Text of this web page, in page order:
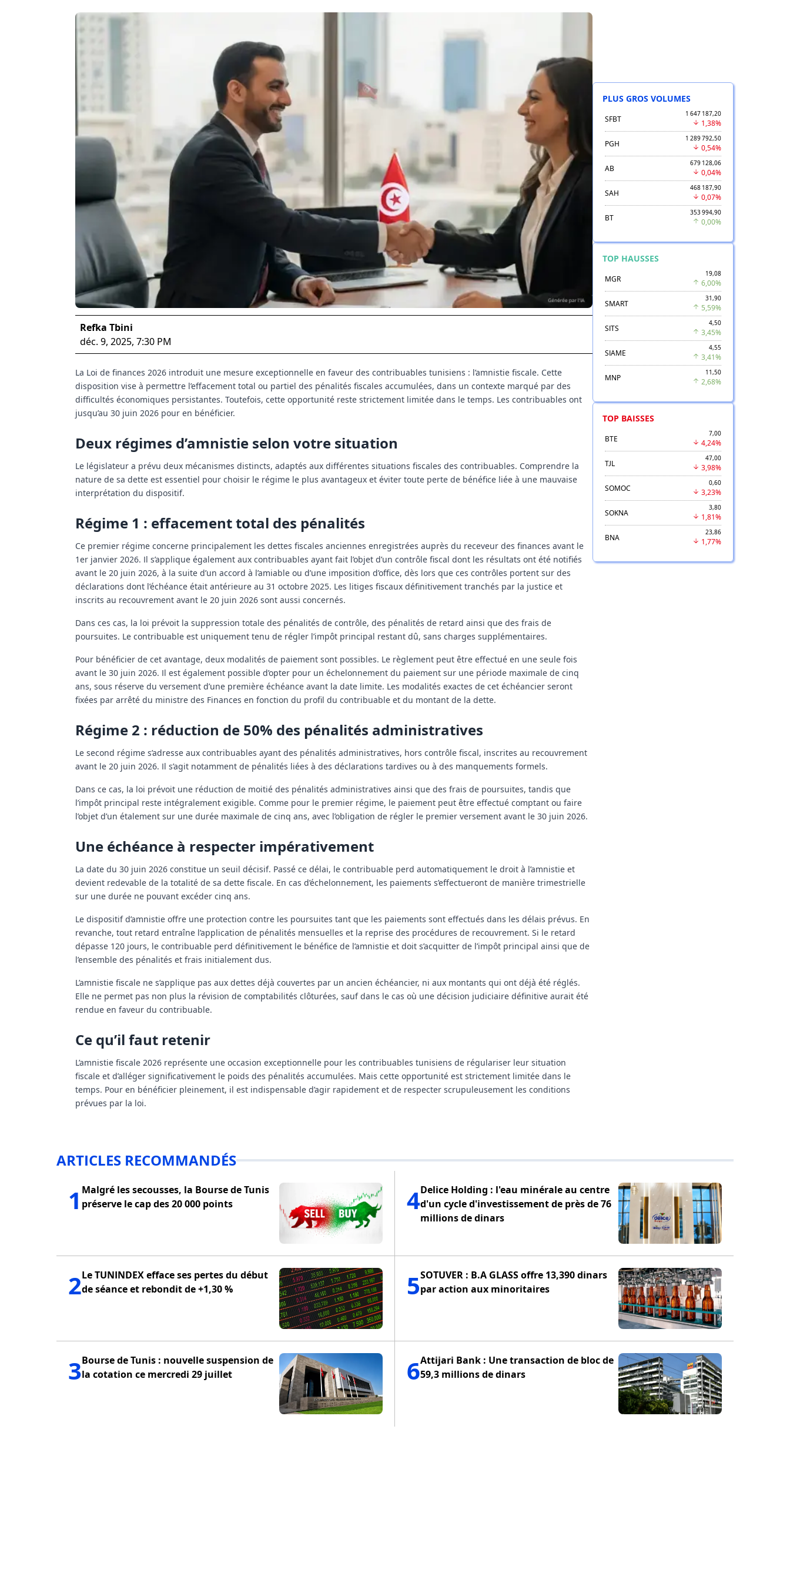
Refka Tbini
déc. 9, 2025, 7:30 PM
La Loi de finances 2026 introduit une mesure exceptionnelle en faveur des contribuables tunisiens : l’amnistie fiscale. Cette
disposition vise à permettre l’effacement total ou partiel des pénalités fiscales accumulées, dans un contexte marqué par des
difficultés économiques persistantes. Toutefois, cette opportunité reste strictement limitée dans le temps. Les contribuables ont
jusqu’au 30 juin 2026 pour en bénéficier.
Deux régimes d’amnistie selon votre situation
Le législateur a prévu deux mécanismes distincts, adaptés aux différentes situations fiscales des contribuables. Comprendre la
nature de sa dette est essentiel pour choisir le régime le plus avantageux et éviter toute perte de bénéfice liée à une mauvaise
interprétation du dispositif.
Régime 1 : effacement total des pénalités
Ce premier régime concerne principalement les dettes fiscales anciennes enregistrées auprès du receveur des finances avant le
1er janvier 2026. Il s’applique également aux contribuables ayant fait l’objet d’un contrôle fiscal dont les résultats ont été notifiés
avant le 20 juin 2026, à la suite d’un accord à l’amiable ou d’une imposition d’office, dès lors que ces contrôles portent sur des
déclarations dont l’échéance était antérieure au 31 octobre 2025. Les litiges fiscaux définitivement tranchés par la justice et
inscrits au recouvrement avant le 20 juin 2026 sont aussi concernés.
Dans ces cas, la loi prévoit la suppression totale des pénalités de contrôle, des pénalités de retard ainsi que des frais de
poursuites. Le contribuable est uniquement tenu de régler l’impôt principal restant dû, sans charges supplémentaires.
Pour bénéficier de cet avantage, deux modalités de paiement sont possibles. Le règlement peut être effectué en une seule fois
avant le 30 juin 2026. Il est également possible d’opter pour un échelonnement du paiement sur une période maximale de cinq
ans, sous réserve du versement d’une première échéance avant la date limite. Les modalités exactes de cet échéancier seront
fixées par arrêté du ministre des Finances en fonction du profil du contribuable et du montant de la dette.
Régime 2 : réduction de 50% des pénalités administratives
Le second régime s’adresse aux contribuables ayant des pénalités administratives, hors contrôle fiscal, inscrites au recouvrement
avant le 20 juin 2026. Il s’agit notamment de pénalités liées à des déclarations tardives ou à des manquements formels.
Dans ce cas, la loi prévoit une réduction de moitié des pénalités administratives ainsi que des frais de poursuites, tandis que
l’impôt principal reste intégralement exigible. Comme pour le premier régime, le paiement peut être effectué comptant ou faire
l’objet d’un étalement sur une durée maximale de cinq ans, avec l’obligation de régler le premier versement avant le 30 juin 2026.
Une échéance à respecter impérativement
La date du 30 juin 2026 constitue un seuil décisif. Passé ce délai, le contribuable perd automatiquement le droit à l’amnistie et
devient redevable de la totalité de sa dette fiscale. En cas d’échelonnement, les paiements s’effectueront de manière trimestrielle
sur une durée ne pouvant excéder cinq ans.
Le dispositif d’amnistie offre une protection contre les poursuites tant que les paiements sont effectués dans les délais prévus. En
revanche, tout retard entraîne l’application de pénalités mensuelles et la reprise des procédures de recouvrement. Si le retard
dépasse 120 jours, le contribuable perd définitivement le bénéfice de l’amnistie et doit s’acquitter de l’impôt principal ainsi que de
l’ensemble des pénalités et frais initialement dus.
L’amnistie fiscale ne s’applique pas aux dettes déjà couvertes par un ancien échéancier, ni aux montants qui ont déjà été réglés.
Elle ne permet pas non plus la révision de comptabilités clôturées, sauf dans le cas où une décision judiciaire définitive aurait été
rendue en faveur du contribuable.
Ce qu’il faut retenir
L’amnistie fiscale 2026 représente une occasion exceptionnelle pour les contribuables tunisiens de régulariser leur situation
fiscale et d’alléger significativement le poids des pénalités accumulées. Mais cette opportunité est strictement limitée dans le
temps. Pour en bénéficier pleinement, il est indispensable d’agir rapidement et de respecter scrupuleusement les conditions
prévues par la loi.
PLUS GROS VOLUMES
SFBT
1 647 187,20
1,38%
PGH
1 289 792,50
0,54%
AB
679 128,06
0,04%
SAH
468 187,90
0,07%
BT
353 994,90
0,00%
TOP HAUSSES
MGR
19,08
6,00%
SMART
31,90
5,59%
SITS
4,50
3,45%
SIAME
4,55
3,41%
MNP
11,50
2,68%
TOP BAISSES
BTE
7,00
4,24%
TJL
47,00
3,98%
SOMOC
0,60
3,23%
SOKNA
3,80
1,81%
BNA
23,86
1,77%
ARTICLES RECOMMANDÉS
1 Malgré les secousses, la Bourse de Tunis
préserve le cap des 20 000 points
2Le TUNINDEX efface ses pertes du début
de séance et rebondit de +1,30 %
3Bourse de Tunis : nouvelle suspension de
la cotation ce mercredi 29 juillet
4Delice Holding : l'eau minérale au centre
d'un cycle d'investissement de près de 76
millions de dinars
5SOTUVER : B.A GLASS offre 13,390 dinars
par action aux minoritaires
6Attijari Bank : Une transaction de bloc de
59,3 millions de dinars